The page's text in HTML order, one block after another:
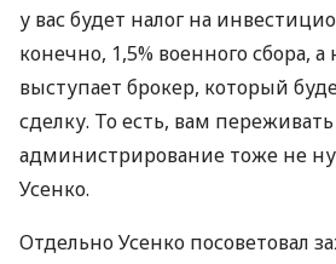
у вас будет налог на
конечно, 1,5% военного сбора,
выступает брокер, который
сделку. То есть, вам
администрирование тоже не
Усенко.
Отдельно Усенко посоветовал